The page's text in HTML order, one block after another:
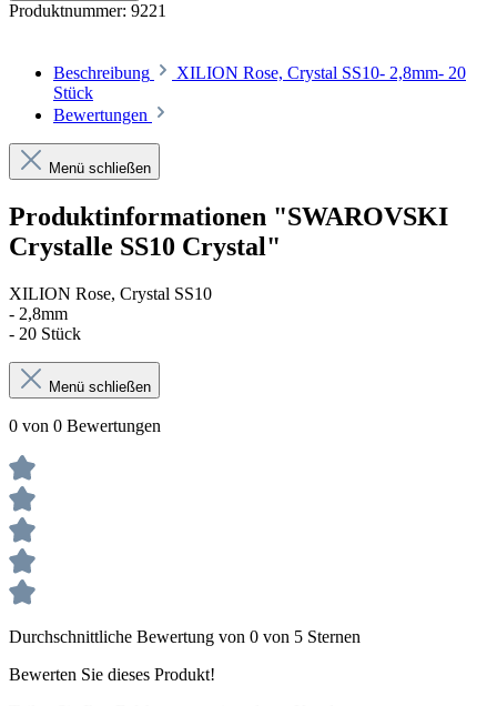
Produktnummer: 9221
Beschreibung
XILION Rose, Crystal SS10- 2,8mm- 20
Stück
Bewertungen
Menü schließen
Produktinformationen "SWAROVSKI
Crystalle SS10 Crystal"
XILION Rose, Crystal SS10
- 2,8mm
- 20 Stück
Menü schließen
0 von 0 Bewertungen
Durchschnittliche Bewertung von 0 von 5 Sternen
Bewerten Sie dieses Produkt!